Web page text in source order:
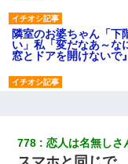
隣室のお婆ちゃん「下
い」私「変だなあ～
窓とドアを開けないで』
彼女(美人女医)にネッ
らいなら、渡さない
778 恋人は名無しさ